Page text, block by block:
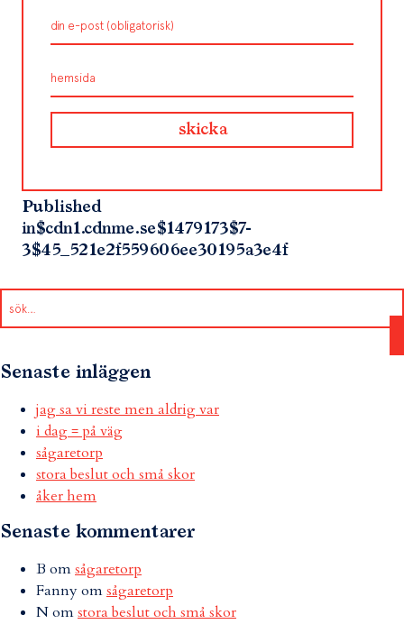
Published
in$cdn1.cdnme.se$1479173$7-
3$45_521e2f559606ee30195a3e4f
Senaste inläggen
jag sa vi reste men aldrig var
i dag = på väg
sågaretorp
stora beslut och små skor
åker hem
Senaste kommentarer
B omsågaretorp
Fannyomsågaretorp
Nomstora beslut och små skor